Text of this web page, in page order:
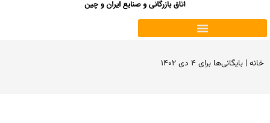
خانه| بایگانی‌ها برای ۴ دی ۱۴۰۲